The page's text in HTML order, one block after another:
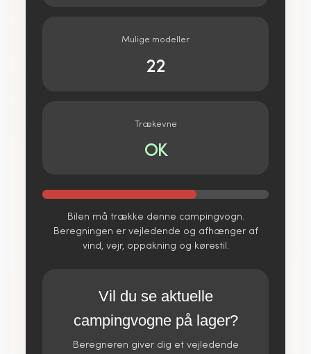
Mulige modeller
22
Trækevne
OK
Bilen må trække denne campingvogn.
Beregningen er vejledende og afhænger af
vind, vejr, oppakning og kørestil.
Vil du se aktuelle
campingvogne på lager?
Beregneren giver dig et vejledende